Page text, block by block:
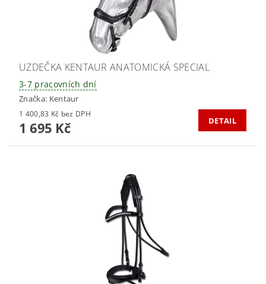
UZDEČKA KENTAUR ANATOMICKÁ SPECIAL
3-7 pracovních dní
Značka: Kentaur
1 400,83 Kč bez DPH
1 695 Kč DETAIL